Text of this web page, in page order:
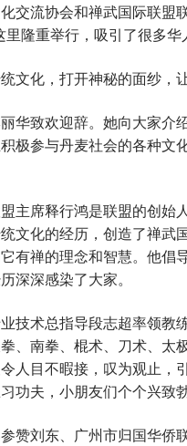
交流协会和禅武国际联
隆重举行，吸引了很多华
文化，打开神秘的面纱，
华致欢迎辞。她向大家
极参与丹麦社会的各种
主席释行鸿是联盟的创
文化的经历，创造了禅
有禅的理念和智慧。他
深深感染了大家。
技术总指导段志超率领教
、南拳、棍术、刀术、
人目不暇接，叹为观止，
功夫，小朋友们个个兴致
赞刘东、广州市归国华